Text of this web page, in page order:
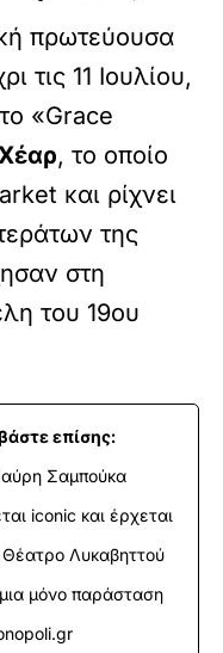
πρωτεύουσα
τις 11 Ιουλίου,
«Grace
, το οποίο
και ρίχνει
της
στη
του 19ου
επίσης:
Σαμπούκα
iconic και έρχεται
Λυκαβηττού
μόνο παράσταση